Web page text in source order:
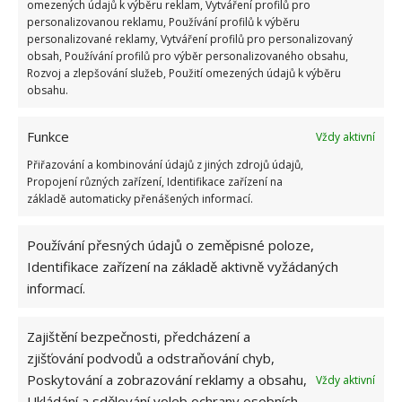
omezených údajů k výběru reklam, Vytváření profilů pro
personalizovanou reklamu, Používání profilů k výběru
personalizované reklamy, Vytváření profilů pro personalizovaný
obsah, Používání profilů pro výběr personalizovaného obsahu,
Rozvoj a zlepšování služeb, Použití omezených údajů k výběru
obsahu.
Funkce
Vždy aktivní
Přiřazování a kombinování údajů z jiných zdrojů údajů,
Propojení různých zařízení, Identifikace zařízení na
základě automaticky přenášených informací.
Používání přesných údajů o zeměpisné poloze,
Identifikace zařízení na základě aktivně vyžádaných
informací.
Zajištění bezpečnosti, předcházení a
zjišťování podvodů a odstraňování chyb,
Poskytování a zobrazování reklamy a obsahu,
Vždy aktivní
bobkového listu dejte vařit několik vaječných
skořápek.
Zdroj:Wsekidentuk